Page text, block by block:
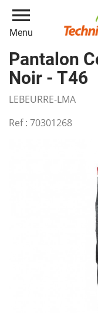
menu
Menu
Pantalon
Noir - T46
LEBEURRE-LMA
Ref : 70301268